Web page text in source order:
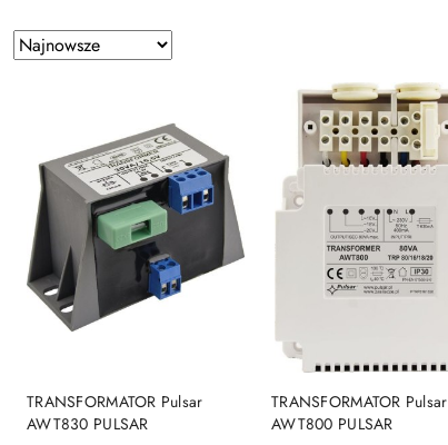
Zastosowano
sortowanie:
Sortuj
według
TRANSFORMATOR Pulsar
AWT830 PULSAR
DO KOSZYKA
TRANSFORMATOR Pulsar
AWT800 PULSAR
DO KOSZYKA